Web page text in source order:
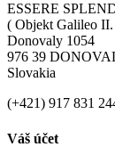
ESSERE
( Objekt Galileo
Donovaly 1054
976 39
Slovakia
(+421) 917 831
Váš účet